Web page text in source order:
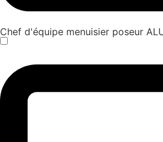
Chef d'équipe menuisier poseur